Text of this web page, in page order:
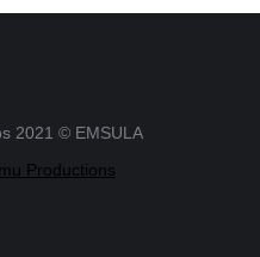
2021 © EMSULA
Productions